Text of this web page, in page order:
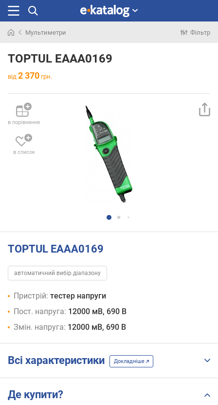
раніше
Мультиметри Фільтр
TOPTUL EAAA0169
від 2 370 грн.
в порівняння
в список
TOPTUL EAAA0169
автоматичний вибір діапазону
Пристрій: тестер напруги
Пост. напруга: 12000 мВ, 690 В
Змін. напруга: 12000 мВ, 690 В
Всі характеристики Докладніше
Де купити?